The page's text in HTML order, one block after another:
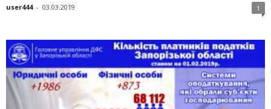
user444 - 03.03.2019 1